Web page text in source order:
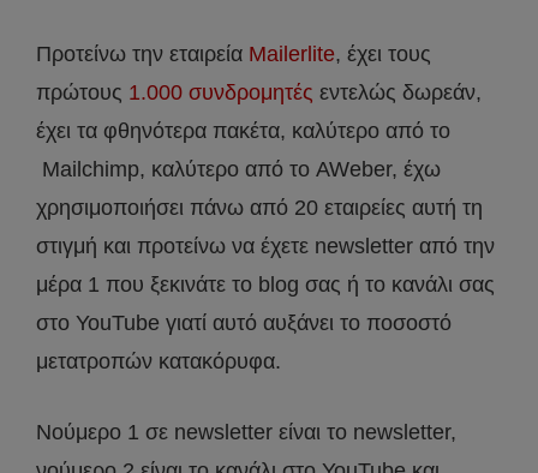
Προτείνω την εταιρεία Mailerlite, έχει τους
πρώτους 1.000 συνδρομητές εντελώς δωρεάν,
έχει τα φθηνότερα πακέτα, καλύτερο από το
Mailchimp, καλύτερο από το AWeber, έχω
χρησιμοποιήσει πάνω από 20 εταιρείες αυτή τη
στιγμή και προτείνω να έχετε newsletter από την
μέρα 1 που ξεκινάτε το blog σας ή το κανάλι σας
στο YouTube γιατί αυτό αυξάνει το ποσοστό
μετατροπών κατακόρυφα.
Νούμερο 1 σε newsletter είναι το newsletter,